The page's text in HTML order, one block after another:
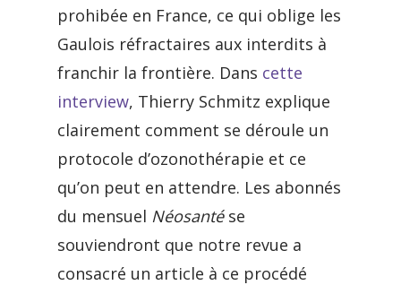
prohibée en France, ce qui oblige les
Gaulois réfractaires aux interdits à
franchir la frontière. Dans cette
interview, Thierry Schmitz explique
clairement comment se déroule un
protocole d’ozonothérapie et ce
qu’on peut en attendre. Les abonnés
du mensuel Néosantése
souviendront que notre revue a
consacré un article à ce procédé